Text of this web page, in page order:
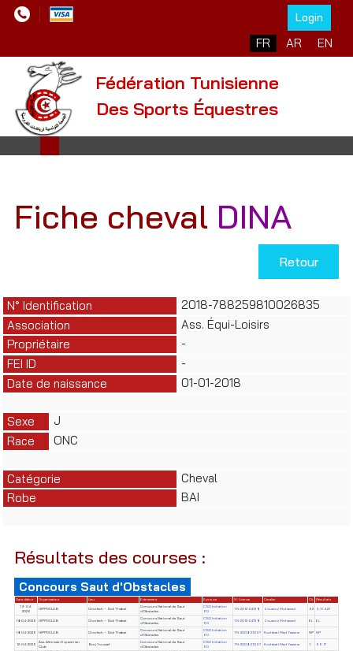
Login
Sélectionnez votre
FR AR EN
Fédération Tunisienne
Des Sports Équestres
Fiche cheval DINA
Retour
N° Identification
2018-788259810026835
Association
Ass. Équi-Loisirs
Propriétaire
-
FEI ID
-
Date de naissance
01-01-2018
Sexe
J
Race
ONC
Catégorie
Cheval
Robe
BAI
Résultats des courses :
Concours Saut d'Obstacles
Date début Organisateur Lieu Evènement Epreuve N° License Cavalier Clt
Résultats
19-04-
2026
HIPPOCLUB Chorfech – Sidi Thabet
Concours National de Saut
d'Obstacles
CSO Initiation
60
TN-2012-24738 Zouaoui Mohamed 52 9/64.27
18-04-2026 HIPPOCLUB Chorfech – Sidi Thabet
Concours National de Saut
d'Obstacles
CSO Initiation
60
TN-2012-24738 Zouaoui Mohamed EL EL
18-04-2026 HIPPOCLUB Chorfech – Sidi Thabet
Concours National de Saut
d'Obstacles
CSO Initiation
60
TN-2008-21097 Kochbati Med Yassine NP NP
12-04-2026
Ass. Alforssan Equestrian
Club
Borj Youssef
Concours National de Saut
d'Obstacles
CSO Initiation
60
TN-2008-21097 Kochbati Med Yassine 1 66.17